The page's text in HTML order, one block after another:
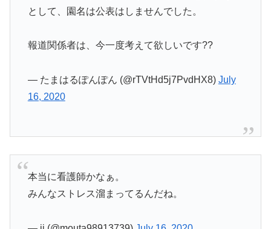
として、園名は公表はしませんでした。
報道関係者は、今一度考えて欲しいです??
— たまはるぽんぽん (@rTVtHd5j7PvdHX8) July
16, 2020
本当に看護師かなぁ。
みんなストレス溜まってるんだね。